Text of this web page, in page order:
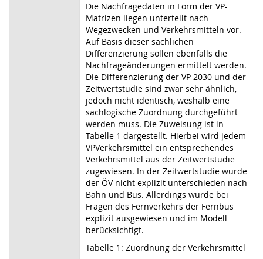
Die Nachfragedaten in Form der VP-
Matrizen liegen unterteilt nach
Wegezwecken und Verkehrsmitteln vor.
Auf Basis dieser sachlichen
Differenzierung sollen ebenfalls die
Nachfrageänderungen ermittelt werden.
Die Differenzierung der VP 2030 und der
Zeitwertstudie sind zwar sehr ähnlich,
jedoch nicht identisch, weshalb eine
sachlogische Zuordnung durchgeführt
werden muss. Die Zuweisung ist in
Tabelle 1 dargestellt. Hierbei wird jedem
VPVerkehrsmittel ein entsprechendes
Verkehrsmittel aus der Zeitwertstudie
zugewiesen. In der Zeitwertstudie wurde
der ÖV nicht explizit unterschieden nach
Bahn und Bus. Allerdings wurde bei
Fragen des Fernverkehrs der Fernbus
explizit ausgewiesen und im Modell
berücksichtigt.
Tabelle 1: Zuordnung der Verkehrsmittel